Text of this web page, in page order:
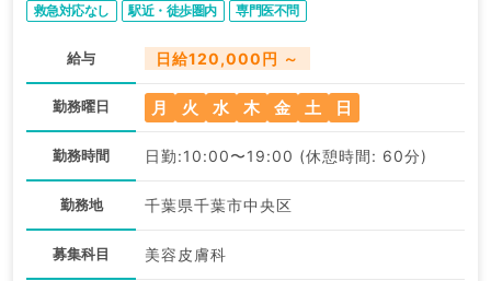
救急対応なし 駅近・徒歩圏内 専門医不問
給与 日給120,000円 ～
勤務曜日 月 火 水 木 金 土 日
勤務時間 日勤:10:00〜19:00 (休憩時間: 60分)
勤務地 千葉県千葉市中央区
募集科目 美容皮膚科